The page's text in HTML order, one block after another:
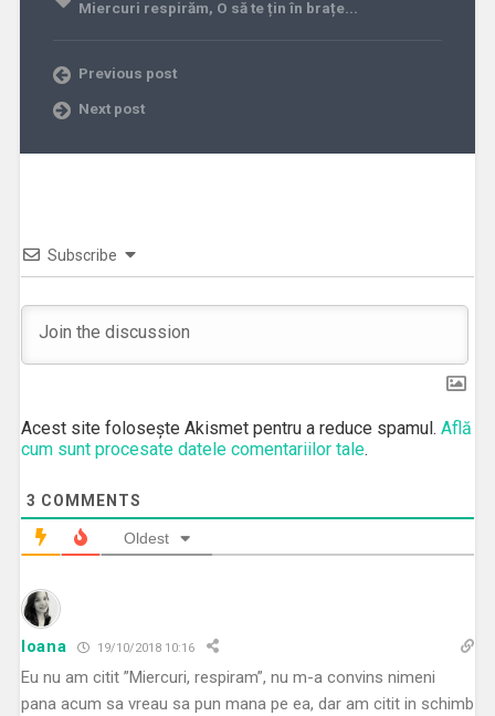
Miercuri respirăm, O să te țin în brațe...
Previous post
Next post
Subscribe
Acest site folosește Akismet pentru a reduce spamul. Află
cum sunt procesate datele comentariilor tale.
3 COMMENTS
Oldest
Ioana 19/10/2018 10:16
Eu nu am citit ”Miercuri, respiram”, nu m-a convins nimeni
pana acum sa vreau sa pun mana pe ea, dar am citit in schimb